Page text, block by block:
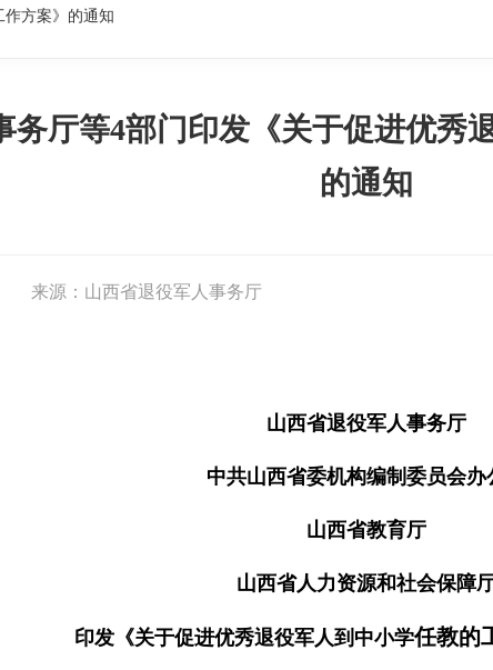
作方案》的通知
务厅等4部门印发《关于促进优秀
的通知
来源： 山西省退役军人事务厅
山西省退役军人事务厅
中共山西省委机构编制委员会办
山西省教育厅
山西省人力资源和社会保障
印发《关于促进优秀退役军人到中小学任教的